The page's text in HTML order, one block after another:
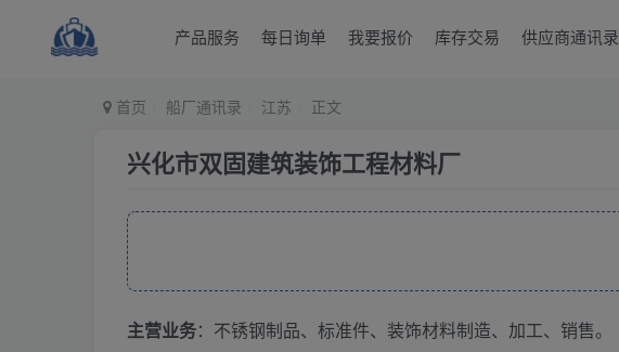
产品服务 每日询单 我要报价 库存交易 供应商通讯录
首页 船厂通讯录 江苏 正文
兴化市双固建筑装饰工程材料厂
主营业务：不锈钢制品、标准件、装饰材料制造、加工、销售。